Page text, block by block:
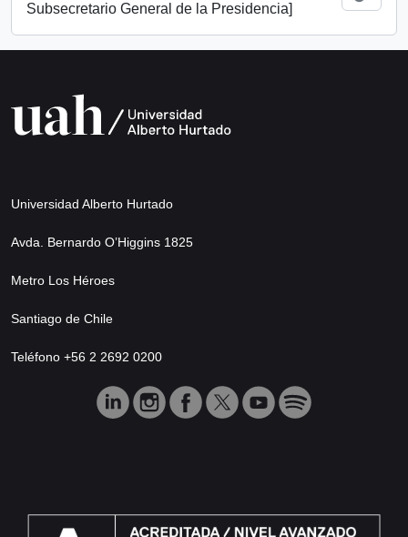
Subsecretario General de la Presidencia]
Universidad Alberto Hurtado
Avda. Bernardo O’Higgins 1825
Metro Los Héroes
Santiago de Chile
Teléfono +56 2 2692 0200